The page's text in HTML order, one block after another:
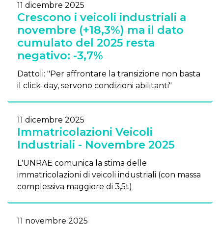
11 dicembre 2025
Crescono i veicoli industriali a
novembre (+18,3%) ma il dato
cumulato del 2025 resta
negativo: -3,7%
Dattoli: "Per affrontare la transizione non basta
il click-day, servono condizioni abilitanti"
11 dicembre 2025
Immatricolazioni Veicoli
Industriali - Novembre 2025
L'UNRAE comunica la stima delle
immatricolazioni di veicoli industriali (con massa
complessiva maggiore di 3,5t)
11 novembre 2025